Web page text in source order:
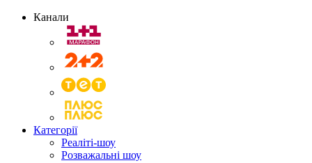
Канали
Категорії
Реаліті-шоу
Розважальні шоу